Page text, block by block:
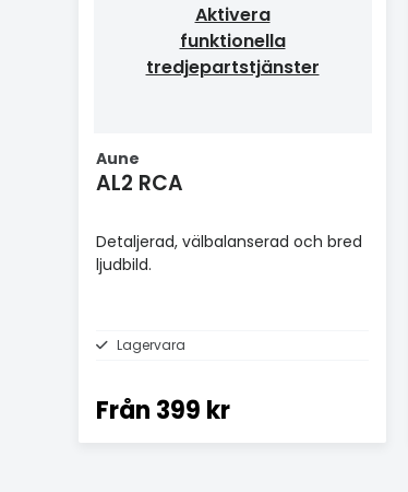
Aktivera
funktionella
tredjepartstjänster
Aune
AL2 RCA
Detaljerad, välbalanserad och bred
ljudbild.
Lagervara
Från 399 kr